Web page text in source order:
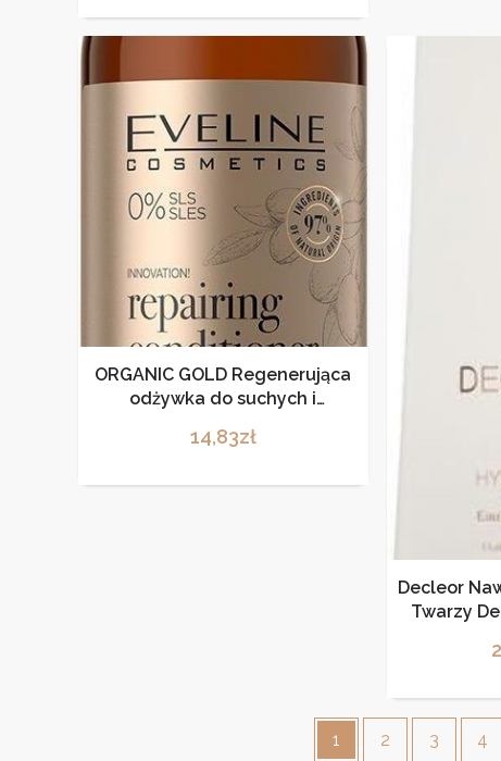
ORGANIC GOLD Regenerująca
odżywka do suchych i
14,83zł
Decleor
Twarzy
1 2 3 4